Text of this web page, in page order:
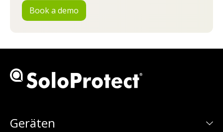
Book a demo
Geräten